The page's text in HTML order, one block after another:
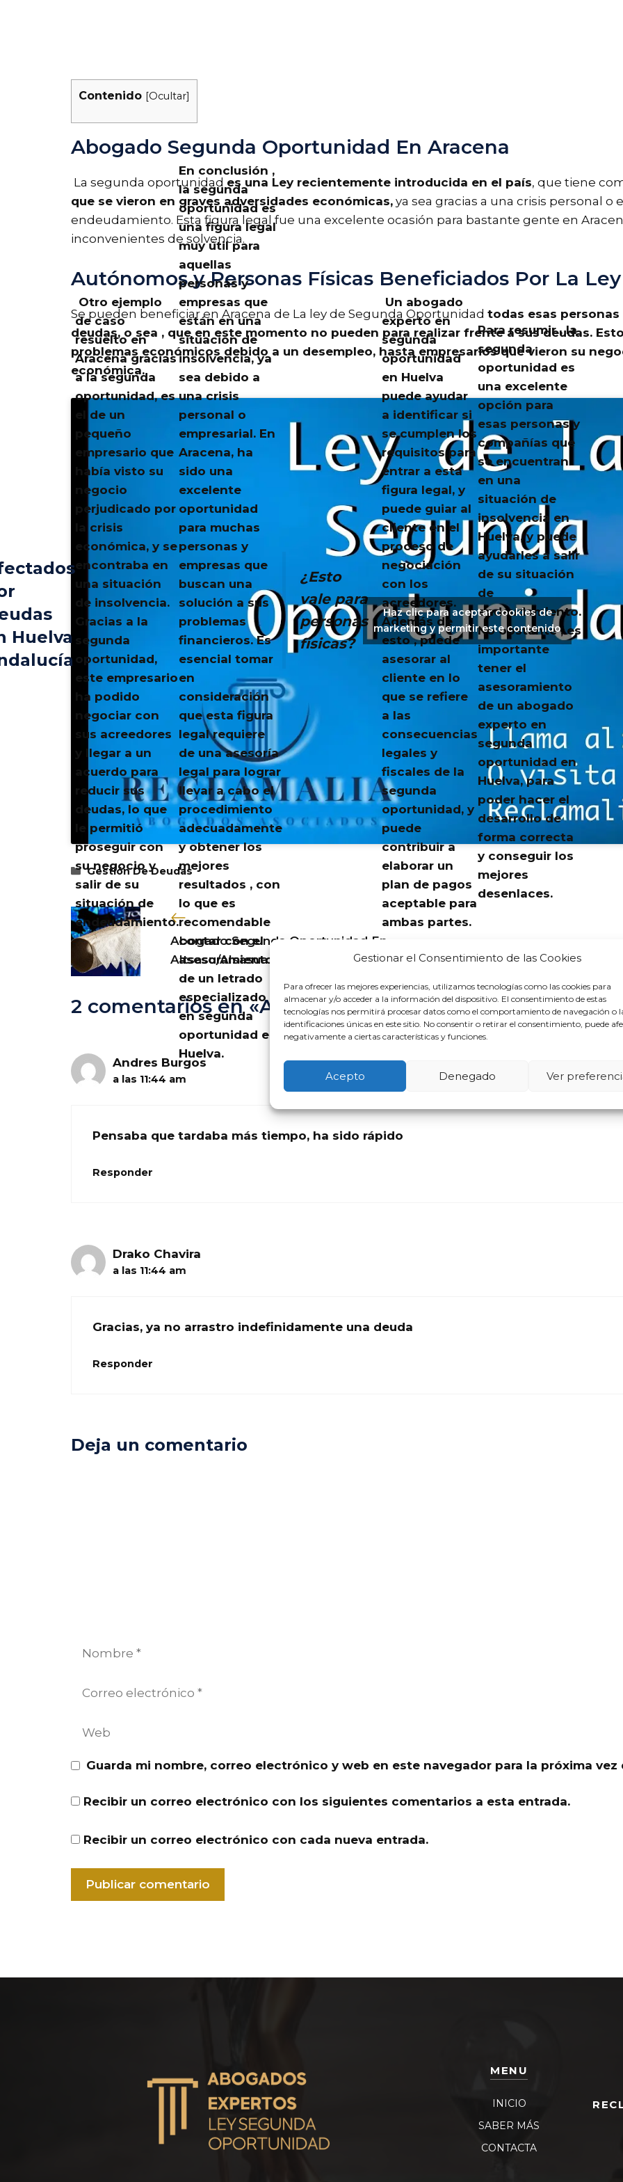
Gestionar el Consentimiento de las Cookies
Para ofrecer las mejores experiencias, utilizamos tecnologías como las cookies para
almacenar y/o acceder a la información del dispositivo. El consentimiento de estas
tecnologías nos permitirá procesar datos como el comportamiento de navegación o
identificaciones únicas en este sitio. No consentir o retirar el consentimiento, puede
negativamente a ciertas características y funciones.
Acepto Denegado Ver
Contenido [Ocultar]
Abogado Segunda Oportunidad En Aracena
La segunda oportunidad es una Ley recientemente introducida en el país, que tiene
que se vieron en graves adversidades económicas, ya sea gracias a una crisis personal
endeudamiento. Esta figura legal fue una excelente ocasión para bastante gente en
inconvenientes de solvencia.
Autónomos y Personas Físicas Beneficiados Por La
Se pueden beneficiar en Aracena de La ley de Segunda Oportunidad todas esas
deudas, o sea , que en este momento no pueden para realizar frente a sus deudas.
problemas económicos debido a un desempleo, hasta empresarios que vieron su
económica.
Huelva
Otro ejemplo
de caso
resuelto en
Aracena gracias
a la segunda
oportunidad, es
el de un
pequeño
empresario que
había visto su
negocio
perjudicado por
la crisis
económica, y se
encontraba en
una situación
de insolvencia.
Gracias a la
segunda
oportunidad,
este empresario
ha podido
negociar con
sus acreedores
y llegar a un
acuerdo para
reducir sus
deudas, lo que
le permitió
proseguir con
su negocio y
salir de su
situación de
endeudamiento.
En conclusión ,
la segunda
oportunidad es
una figura legal
muy útil para
aquellas
personas y
empresas que
están en una
situación de
insolvencia, ya
sea debido a
una crisis
personal o
empresarial. En
Aracena, ha
sido una
excelente
oportunidad
para muchas
personas y
empresas que
buscan una
solución a sus
problemas
financieros. Es
esencial tomar
en
consideración
que esta figura
legal requiere
de una asesoría
legal para lograr
llevar a cabo el
procedimiento
adecuadamente
y obtener los
mejores
resultados , con
lo que es
recomendable
contar con el
asesoramiento
de un letrado
especializado
en segunda
oportunidad en
Huelva.
¿Esto
vale para
personas
físicas?
Un abogado
experto en
segunda
oportunidad
en Huelva
puede ayudar
a identificar si
se cumplen los
requisitos para
entrar a esta
figura legal, y
puede guiar al
cliente en el
proceso de
negociación
con los
acreedores.
Además de
esto , puede
asesorar al
cliente en lo
que se refiere
a las
consecuencias
legales y
fiscales de la
segunda
oportunidad, y
puede
contribuir a
elaborar un
plan de pagos
aceptable para
ambas partes.
Para resumir , la
segunda
oportunidad es
una excelente
opción para
esas personas y
compañías que
se encuentran
en una
situación de
insolvencia en
Huelva, y puede
ayudarles a salir
de su situación
de
endeudamiento.
No obstante , es
importante
tener el
asesoramiento
de un abogado
experto en
segunda
oportunidad en
Huelva, para
poder hacer el
desarrollo de
forma correcta
y conseguir los
mejores
desenlaces.
Haz clic para aceptar cookies de
marketing y permitir este contenido
Categorías
Gestión De Deudas
Abogado Segunda Oportunidad En
Altsasu/Alsasua
Abogado Segunda
2 comentarios en «Abogado Segunda Oportunidad En
Andres Burgos
a las 11:44 am
Pensaba que tardaba más tiempo, ha sido rápido
Responder
Drako Chavira
a las 11:44 am
Gracias, ya no arrastro indefinidamente una deuda
Responder
Deja un comentario
Nombre
Guarda mi nombre, correo electrónico y web en este navegador para la próxima vez
Recibir un correo electrónico con los siguientes comentarios a esta entrada.
Recibir un correo electrónico con cada nueva entrada.
MENU
INICIO
SABER MÁS
CONTACTA